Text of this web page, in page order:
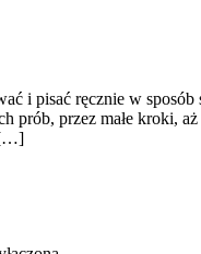
i pisać ręcznie w
przez małe kroki,
[…]